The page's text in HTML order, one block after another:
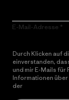
E-Mail-Adresse
Durch Klicken auf
einverstanden,
und mir E-Mails
Informationen über
der